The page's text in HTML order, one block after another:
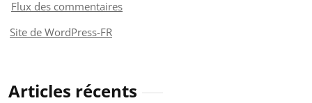
Flux des commentaires
Site de WordPress-FR
Articles récents